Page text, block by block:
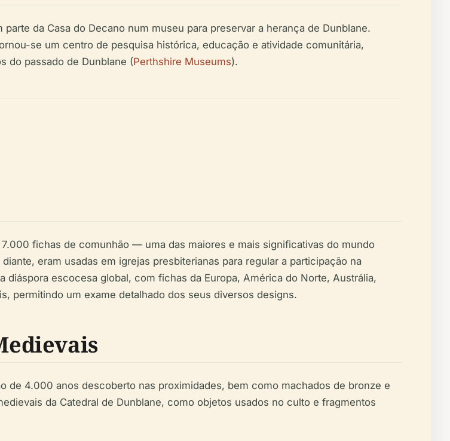
da Casa do Decano num museu para preservar a herança de Dunblane.
se um centro de pesquisa histórica, educação e atividade comunitária,
do passado de Dunblane (Perthshire Museums).
fichas de comunhão — uma das maiores e mais significativas do mundo
eram usadas em igrejas presbiterianas para regular a participação na
escocesa global, com fichas da Europa, América do Norte, Austrália,
permitindo um exame detalhado dos seus diversos designs.
de 4.000 anos descoberto nas proximidades, bem como machados de bronze e
da Catedral de Dunblane, como objetos usados no culto e fragmentos